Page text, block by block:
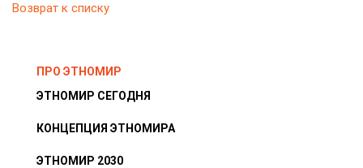
Возврат к списку
ПРО ЭТНОМИР
ЭТНОМИР СЕГОДНЯ
КОНЦЕПЦИЯ ЭТНОМИРА
ЭТНОМИР 2030